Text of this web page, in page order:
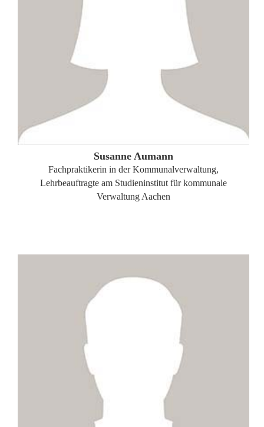
Susanne Aumann
Fachpraktikerin in der Kommunalverwaltung,
Lehrbeauftragte am Studieninstitut für kommunale
Verwaltung Aachen